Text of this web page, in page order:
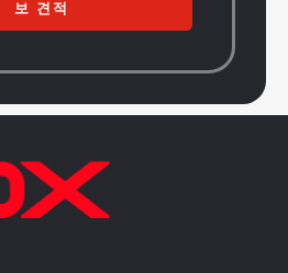
보 견적